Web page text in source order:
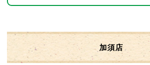
加須店